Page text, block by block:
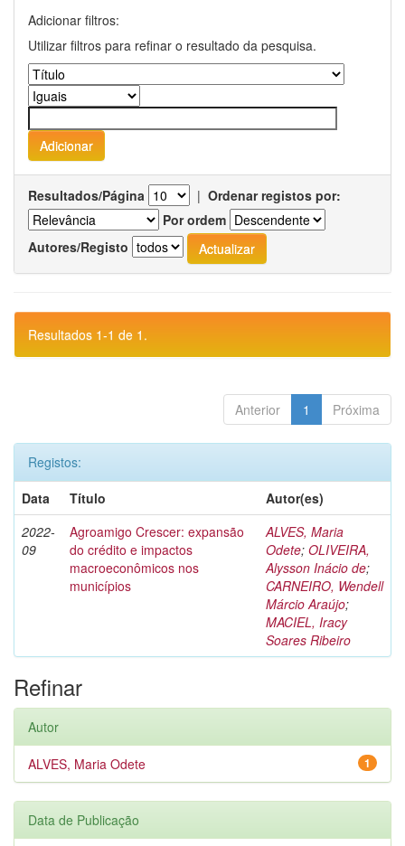
Adicionar filtros:
Utilizar filtros para refinar o resultado da pesquisa.
Resultados/Página | Ordenar registos por:
Por ordem
Autores/Registo
Resultados 1-1 de 1.
Anterior 1 Próxima
Registos:
Data
Título
Autor(es)
2022-
09
Agroamigo Crescer: expansão
do crédito e impactos
macroeconômicos nos
municípios
ALVES, Maria
Odete; OLIVEIRA,
Alysson Inácio de;
CARNEIRO, Wendell
Márcio Araújo;
MACIEL, Iracy
Soares Ribeiro
Refinar
Autor
1
ALVES, Maria Odete
Data de Publicação